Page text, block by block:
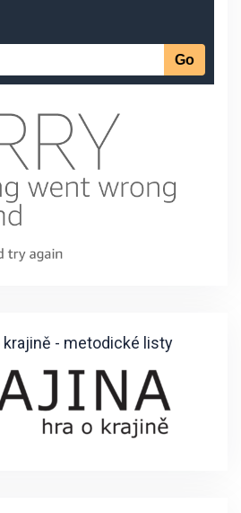
krajině - metodické listy